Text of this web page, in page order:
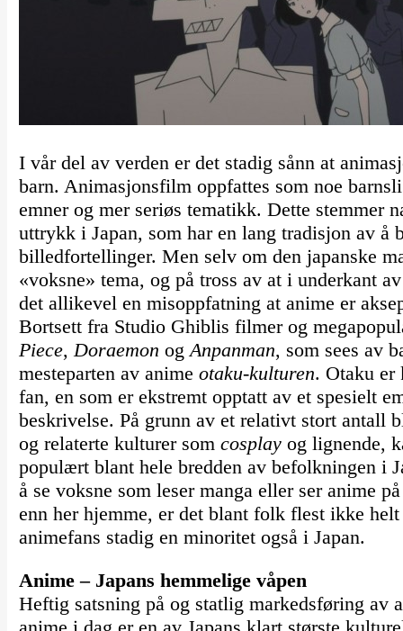
I vår del av verden er det stadig sånn at
barn. Animasjonsfilm oppfattes som noe
emner og mer seriøs tematikk. Dette
uttrykk i Japan, som har en lang tradisjon av å
billedfortellinger. Men selv om den japanske
«voksne» tema, og på tross av at i underkant
det allikevel en misoppfatning at anime er
Bortsett fra Studio Ghiblis filmer og
Piece, Doraemon og Anpanman, som sees av
mesteparten av anime otaku-kulturen. Otaku er
fan, en som er ekstremt opptatt av et spesielt
beskrivelse. På grunn av et relativt stort antall
og relaterte kulturer som cosplayog lignende,
populært blant hele bredden av befolkningen i
å se voksne som leser manga eller ser anime
enn her hjemme, er det blant folk flest ikke
animefans stadig en minoritet også i Japan.
Anime – Japans hemmelige våpen
Heftig satsning på og statlig markedsføring av